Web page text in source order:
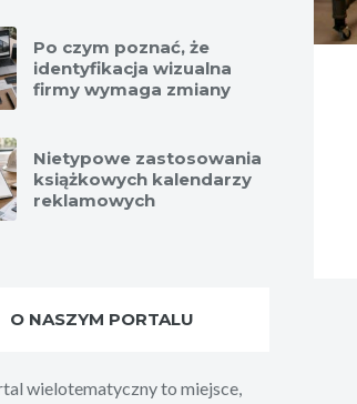
Po czym poznać, że
identyfikacja wizualna
firmy wymaga zmiany
Nietypowe zastosowania
książkowych kalendarzy
reklamowych
O NASZYM PORTALU
wielotematyczny to miejsce,